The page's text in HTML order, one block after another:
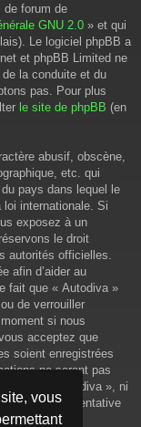
vous
de forum de
GNU 2.0 » et qui
Le logiciel phpBB a
et phpBB Limited ne
la conduite et du
pas. Pour plus
le site de phpBB (en
abusif, obscène,
etc. qui
pays dans lequel le
internationale. Si
exposez à un
le droit
autorités officielles.
afin d’aider au
fait que « Autodiva »
de verrouiller
si nous
acceptez que
soient enregistrées
ne seront pas
ni « Autodiva », ni
en cas de tentative
données.